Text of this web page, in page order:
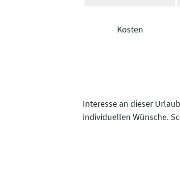
Kosten
Interesse an dieser
individuellen Wünsche.